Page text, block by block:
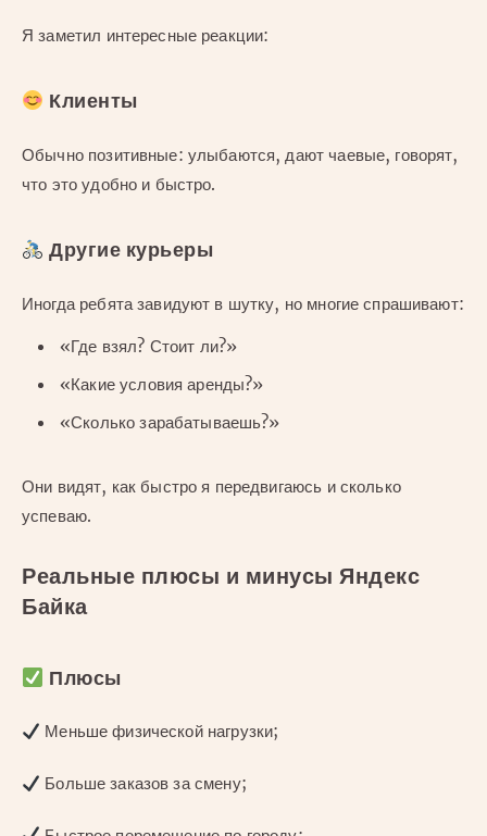
Я заметил интересные реакции:
Клиенты
Обычно позитивные: улыбаются, дают чаевые, говорят,
что это удобно и быстро.
Другие курьеры
Иногда ребята завидуют в шутку, но многие спрашивают:
«Где взял? Стоит ли?»
«Какие условия аренды?»
«Сколько зарабатываешь?»
Они видят, как быстро я передвигаюсь и сколько
успеваю.
Реальные плюсы и минусы Яндекс
Байка
Плюсы
Меньше физической нагрузки;
Больше заказов за смену;